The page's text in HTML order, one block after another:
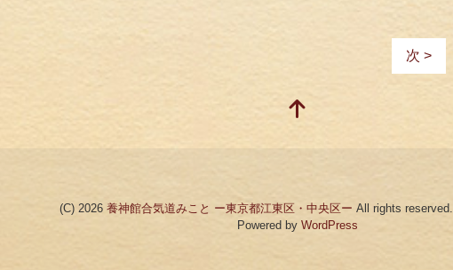
次 >
(C) 2026 養神館合気道みこと ー東京都江東区・中央区ー All rights reserved.
Powered by WordPress